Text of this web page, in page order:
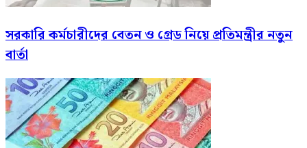
সরকারি কর্মচারীদের বেতন ও গ্রেড নিয়ে প্রতিমন্ত্রীর নতুন
বার্তা